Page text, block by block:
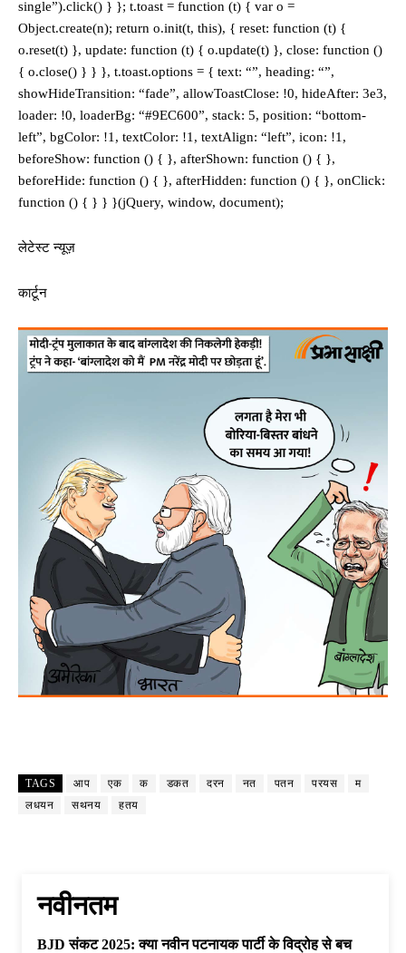
single”).click() } }; t.toast = function (t) { var o =
Object.create(n); return o.init(t, this), { reset: function (t) {
o.reset(t) }, update: function (t) { o.update(t) }, close: function ()
{ o.close() } } }, t.toast.options = { text: “”, heading: “”,
showHideTransition: “fade”, allowToastClose: !0, hideAfter: 3e3,
loader: !0, loaderBg: “#9EC600”, stack: 5, position: “bottom-
left”, bgColor: !1, textColor: !1, textAlign: “left”, icon: !1,
beforeShow: function () { }, afterShown: function () { },
beforeHide: function () { }, afterHidden: function () { }, onClick:
function () { } } }(jQuery, window, document);
लेटेस्ट न्यूज़
कार्टून
TAGS आप एक क डकत दरन नत पतन परयस
म
लधयन
सथनय हतय
नवीनतम
BJD संकट 2025: क्या नवीन पटनायक पार्टी के विद्रोह से बच